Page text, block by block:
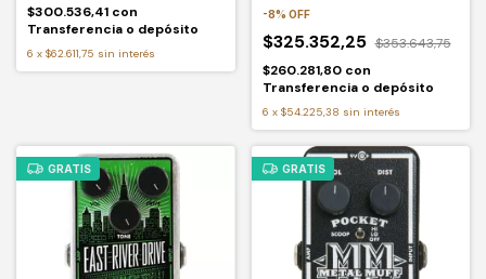
$300.536,41 con
Transferencia o depósito
6 x $62.611,75 sin interés
-8% OFF
$325.352,25 $353.643,75
$260.281,80 con
Transferencia o depósito
6 x $54.225,38 sin interés
GRATIS GRATIS